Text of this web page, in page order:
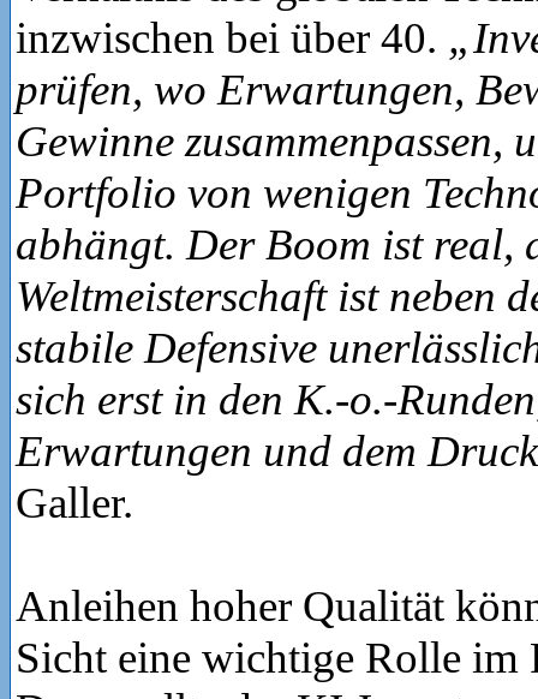
inzwischen bei über 40.
prüfen, wo Erwartungen,
Gewinne zusammenpassen,
Portfolio von wenigen
abhängt. Der Boom ist real,
Weltmeisterschaft ist neben
stabile Defensive
sich erst in den K.-o.-
Erwartungen und dem
Galler.
Anleihen hoher Qualität
Sicht eine wichtige Rolle im